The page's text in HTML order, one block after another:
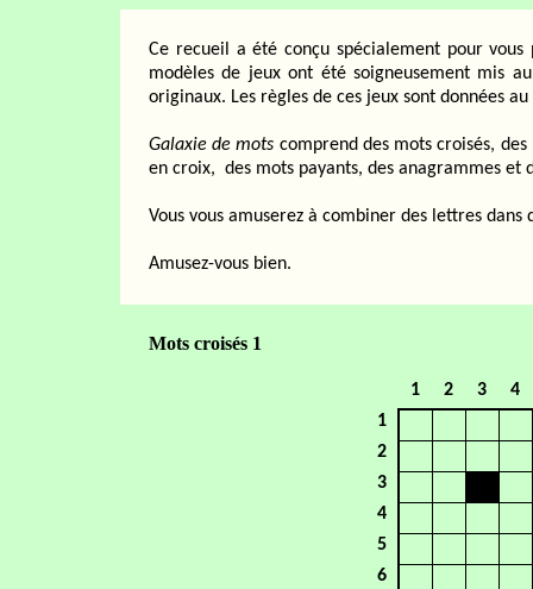
Ce recueil a été conçu spécialement pour
modèles de jeux ont été soigneusement mis
originaux. Les règles de ces jeux sont données
Galaxie de mots comprend des mots croisés,
en croix, des mots payants, des anagrammes et
Vous vous amuserez à combiner des lettres dans
Amusez-vous bien.
Mots croisés 1
1 2 3
4
1
2
3
4
5
6